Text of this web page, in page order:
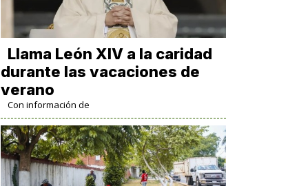
Llama León XIV a la caridad
durante las vacaciones de
verano
Con información de